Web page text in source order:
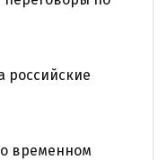
российские
временном